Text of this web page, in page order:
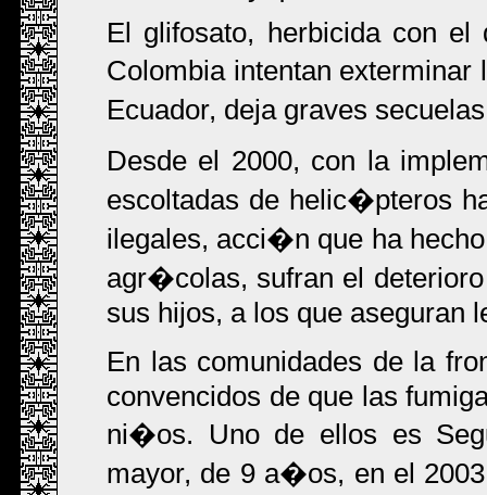
El glifosato, herbicida con
Colombia intentan
Ecuador, deja graves
Desde el 2000, con la
escoltadas de helic�pteros
ilegales, acci�n que ha
agr�colas, sufran el
sus hijos, a los que aseguran
En las comunidades de la
convencidos de que las
ni�os. Uno de ellos es
mayor, de 9 a�os, en el